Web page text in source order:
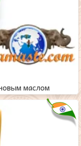
маслом